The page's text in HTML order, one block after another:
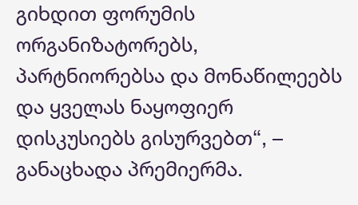
გიხდით ფორუმის
ორგანიზატორებს,
პარტნიორებსა და მონაწილეებს
და ყველას ნაყოფიერ
დისკუსიებს გისურვებთ“, –
განაცხადა პრემიერმა.